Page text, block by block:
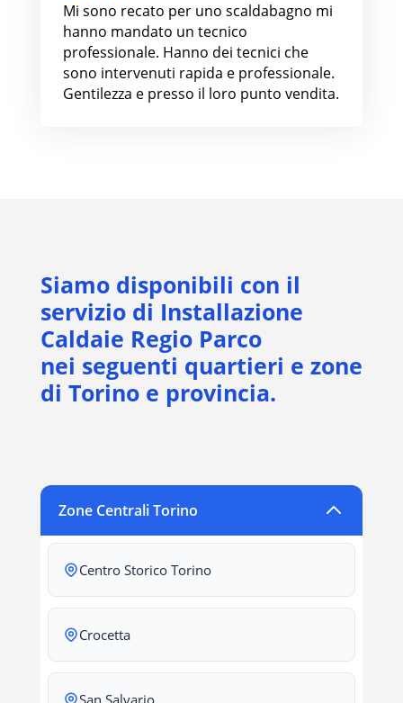
Mi sono recato per uno scaldabagno mi
hanno mandato un tecnico
professionale. Hanno dei tecnici che
sono intervenuti rapida e professionale.
Gentilezza e presso il loro punto vendita.
Siamo disponibili con il
servizio di Installazione
Caldaie Regio Parco
nei seguenti quartieri e zone
di Torino e provincia.
Zone Centrali Torino
Centro Storico Torino
Crocetta
San Salvario